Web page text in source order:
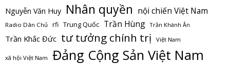
Nguyễn Văn Huy Nhân quyền nội chiến Việt Nam
Radio Dân Chủ rfi Trung Quốc Trần Hùng Trần Khánh Ân
Trần Khắc Đức tư tưởng chính trị Việt Nam
xã hội Việt Nam Đảng Cộng Sản Việt Nam